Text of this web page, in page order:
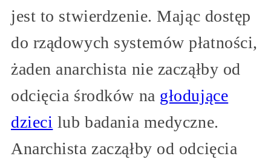
jest to stwierdzenie. Mając dostęp
do rządowych systemów płatności,
żaden anarchista nie zacząłby od
odcięcia środków na głodujące
dzieci lub badania medyczne.
Anarchista zacząłby od odcięcia